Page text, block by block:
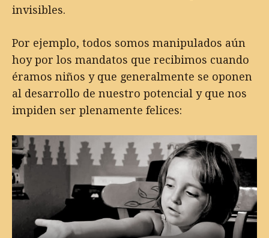
invisibles.
Por ejemplo, todos somos manipulados aún
hoy por los mandatos que recibimos cuando
éramos niños y que generalmente se oponen
al desarrollo de nuestro potencial y que nos
impiden ser plenamente felices: